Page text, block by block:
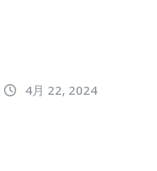
4月 22, 2024